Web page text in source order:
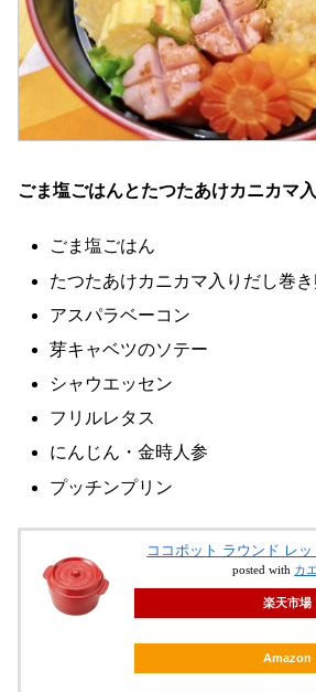
ごま塩ごはんとたつたあけカニカマ
ごま塩ごはん
たつたあけカニカマ入りだし巻き
アスパラベーコン
芽キャベツのソテー
シャウエッセン
フリルレタス
にんじん・金時人参
プッチンプリン
ココポット ラウンド レ
posted with カ
楽天市場
Amazon